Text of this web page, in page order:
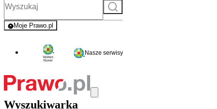
Szukaj
Moje Prawo.pl
- rejestracja i logowanie do serwisu
Nasze serwisy
Wyszukiwarka